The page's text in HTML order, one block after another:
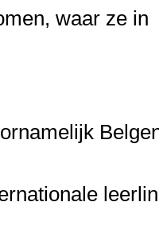
waar ze in